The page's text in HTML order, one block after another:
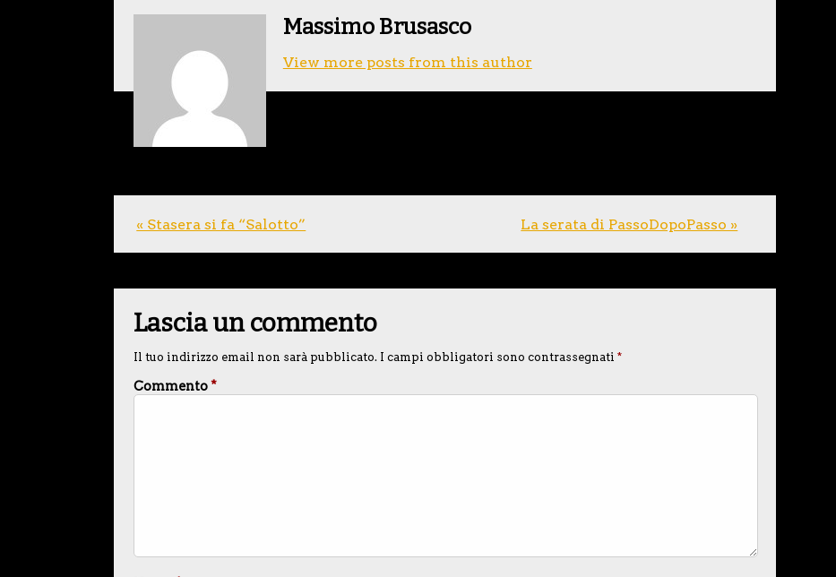
Massimo Brusasco
View more posts from this author
« Stasera si fa “Salotto” La serata di PassoDopoPasso »
Lascia un commento
Il tuo indirizzo email non sarà pubblicato. I campi obbligatori sono contrassegnati *
Commento*